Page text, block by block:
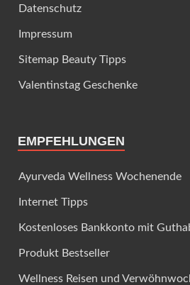
Datenschutz
Impressum
Sitemap Beauty Tipps
Valentinstag Geschenke
EMPFEHLUNGEN
Ayurveda Wellness Wochenende
Internet Tipps
Kostenloses Bankkonto mit
Produkt Bestseller
Wellness Reisen und